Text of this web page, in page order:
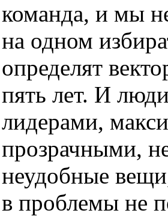
команда, и мы
на одном
определят
пять лет. И
лидерами,
прозрачными,
неудобные
в проблемы не